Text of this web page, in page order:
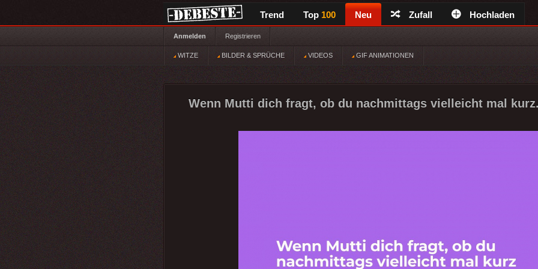
Trend Top 100 Neu Zufall Hochladen
Anmelden Registrieren
WITZE BILDER & SPRÜCHE VIDEOS GIF ANIMATIONEN
Wenn Mutti dich fragt, ob du nachmittags vielleicht mal